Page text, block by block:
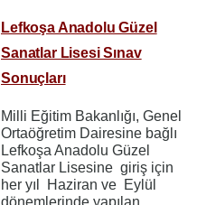
Lefkoşa Anadolu Güzel
Sanatlar Lisesi Sınav
Sonuçları
Milli Eğitim Bakanlığı, Genel
Ortaöğretim Dairesine bağlı
Lefkoşa Anadolu Güzel
Sanatlar Lisesine giriş için
her yıl Haziran ve Eylül
dönemlerinde yapılan